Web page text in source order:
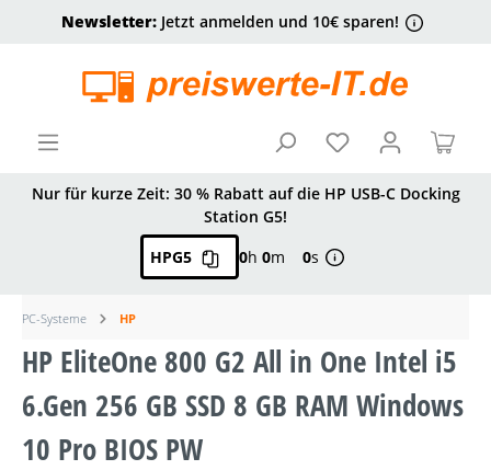
springen
Newsletter:Jetzt anmelden und 10€ sparen!
Nur für kurze Zeit: 30 % Rabatt auf die HP USB-C Docking
Station G5!
HPG5
0h 0m 0s
PC-Systeme HP
HP EliteOne 800 G2 All in One Intel i5
6.Gen 256 GB SSD 8 GB RAM Windows
10 Pro BIOS PW